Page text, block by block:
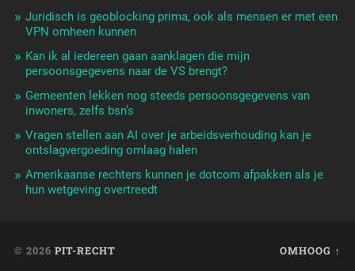
Juridisch is geoblocking prima, ook als mensen er met een
VPN omheen kunnen
Kan ik al iedereen gaan aanklagen die mijn
persoonsgegevens naar de VS brengt?
Gemeenten lekken nog steeds persoonsgegevens van
inwoners, zelfs bsn’s
Vragen stellen aan AI over je arbeidsverhouding kan je
ontslagvergoeding omlaag halen
Amerikaanse rechters kunnen je dotcom afpakken als je
hun wetgeving overtreedt
© 2026 PIT-RECHT OMHOOG ↑